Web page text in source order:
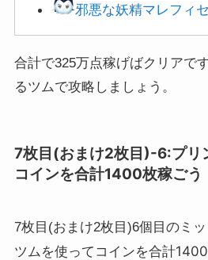
邪悪な妖精マレフィ
合計で325万点稼げばクリアで
るツムで攻略しましょう。
7枚目(おまけ2枚目)-6:プリ
コインを合計1400枚稼ごう
7枚目(おまけ2枚目)6個目のミッ
ツムを使ってコインを合計